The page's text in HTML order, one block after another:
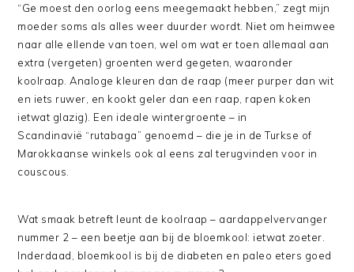
“Ge moest den oorlog eens meegemaakt hebben,” zegt mijn
moeder soms als alles weer duurder wordt. Niet om heimwee
naar alle ellende van toen, wel om wat er toen allemaal aan
extra (vergeten) groenten werd gegeten, waaronder
koolraap. Analoge kleuren dan de raap (meer purper dan wit
en iets ruwer, en kookt geler dan een raap, rapen koken
ietwat glazig). Een ideale wintergroente – in
Scandinavië “rutabaga” genoemd – die je in de Turkse of
Marokkaanse winkels ook al eens zal terugvinden voor in
couscous.
Wat smaak betreft leunt de koolraap – aardappelvervanger
nummer 2 – een beetje aan bij de bloemkool: ietwat zoeter.
Inderdaad, bloemkool is bij de diabeten en paleo eters goed